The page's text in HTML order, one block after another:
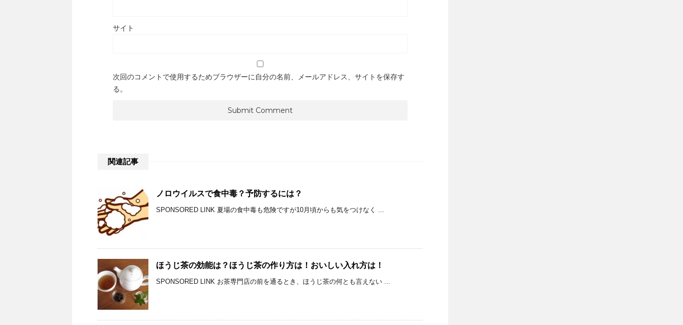
サイト
次回のコメントで使用するためブラウザーに自分の名前、メールアドレス、サイトを保存す
る。
関連記事
ノロウイルスで食中毒？予防するには？
SPONSORED LINK 夏場の食中毒も危険ですが10月頃からも気をつけなく ...
ほうじ茶の効能は？ほうじ茶の作り方は！おいしい入れ方は！
SPONSORED LINK お茶専門店の前を通るとき、ほうじ茶の何とも言えない ...